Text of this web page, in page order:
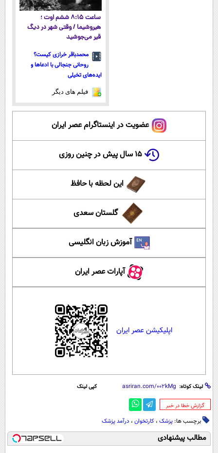
ساعت ۸:۱۵ ششم اوت ؛
هیروشیما / وقتی شهر در دیگ
قیر می‌جوشید
محمدباقر خرازی کیست؟
روحانی جنجالی با ادعاها و
ایده‌های تخیلی
فیلم های دیگر
عضویت در اینستاگرام عصر ایران
۱۵ سال پیش در چنین روزی
این لحظه با حافظ
گلستان سعدی
آموزش زبان انگلیسی
آپارات عصر ایران
اپلیکیشن عصر ایران
لینک کوتاه: کپی لینک
‌گزارش خطا در خبر
برچسب ها: پزشک ، کارتخوان ، درآمد پزشک
مطالب پیشنهادی